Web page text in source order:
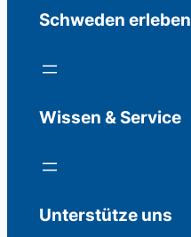
Schweden erleben
Wissen & Service
Unterstütze uns